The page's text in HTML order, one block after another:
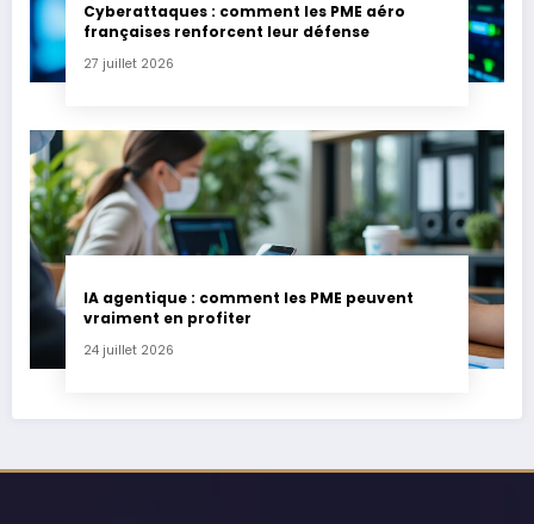
Cyberattaques : comment les PME aéro
françaises renforcent leur défense
27 juillet 2026
IA agentique : comment les PME peuvent
vraiment en profiter
24 juillet 2026